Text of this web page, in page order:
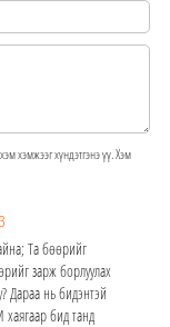
хэмжээг хүндэтгэнэ үү. Хэм
Та бөөрийг
зарж борлуулах
Дараа нь бидэнтэй
хаягаар бид танд